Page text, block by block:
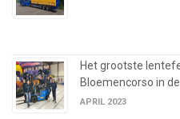
Het grootste
Bloemencorso in
APRIL 2023